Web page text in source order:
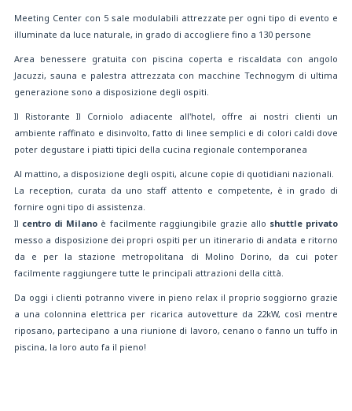
Meeting Center con 5 sale modulabili attrezzate per ogni tipo di evento e
illuminate da luce naturale, in grado di accogliere fino a 130 persone
Area benessere gratuita con piscina coperta e riscaldata con angolo
Jacuzzi, sauna e palestra attrezzata con macchine Technogym di ultima
generazione sono a disposizione degli ospiti.
Il Ristorante Il Corniolo adiacente all'hotel, offre ai nostri clienti un
ambiente raffinato e disinvolto, fatto di linee semplici e di colori caldi dove
poter degustare i piatti tipici della cucina regionale contemporanea
Al mattino, a disposizione degli ospiti, alcune copie di quotidiani nazionali.
La reception, curata da uno staff attento e competente, è in grado di
fornire ogni tipo di assistenza.
Il centro di Milano è facilmente raggiungibile grazie allo shuttle privato
messo a disposizione dei propri ospiti per un itinerario di andata e ritorno
da e per la stazione metropolitana di Molino Dorino, da cui poter
facilmente raggiungere tutte le principali attrazioni della città.
Da oggi i clienti potranno vivere in pieno relax il proprio soggiorno grazie
a una colonnina elettrica per ricarica autovetture da 22kW, così mentre
riposano, partecipano a una riunione di lavoro, cenano o fanno un tuffo in
piscina, la loro auto fa il pieno!